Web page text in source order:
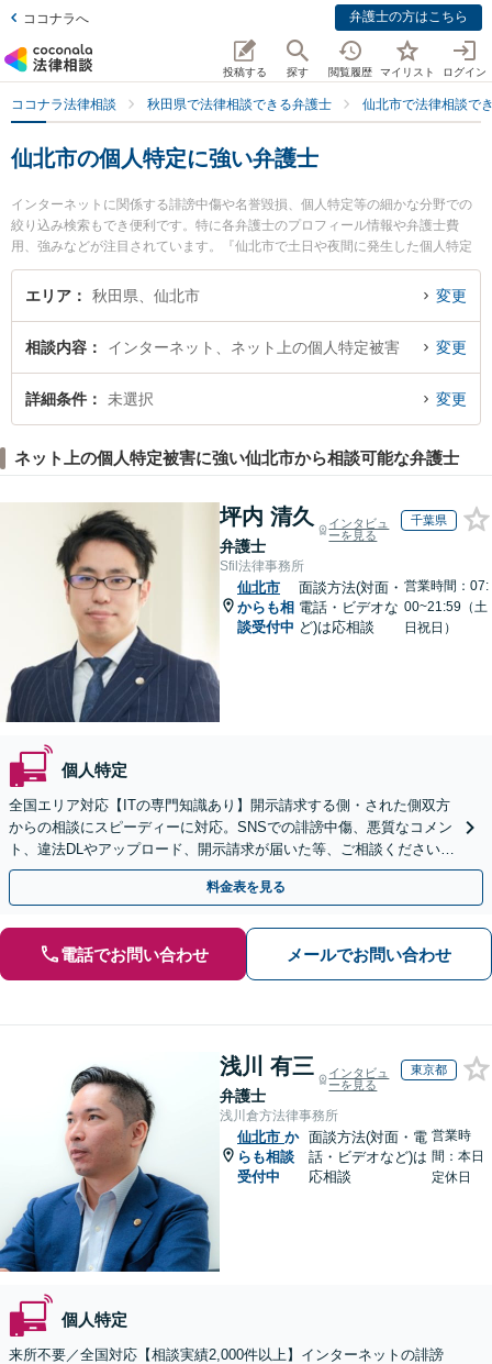
ココナラへ 弁護士の方はこちら
投稿する 探す 閲覧履歴 マイリスト ログイン
ココナラ法律相談 秋田県で法律相談できる弁護士 仙北市で法律相談で
仙北市の個人特定に強い弁護士
インターネットに関係する誹謗中傷や名誉毀損、個人特定等の細かな分野での
絞り込み検索もでき便利です。特に各弁護士のプロフィール情報や弁護士費
用、強みなどが注目されています。『仙北市で土日や夜間に発生した個人特定
のトラブルを今すぐに弁護士に相談したい』『個人特定のトラブル解決の実績
豊富な近くの弁護士を検索したい』『初回相談無料で個人特定を法律相談でき
エリア 秋田県、仙北市 変更
相談内容 インターネット、ネット上の個人特定被害 変更
詳細条件 未選択 変更
ネット上の個人特定被害に強い仙北市から相談可能な弁護士
坪内 清久
弁護士
インタビュ
ーを見る
千葉県
Sfil法律事務所
仙北市
からも相
談受付中
面談方法(対面・
電話・ビデオな
ど)は応相談
営業時間：07:
00~21:59（土
日祝日）
個人特定
全国エリア対応【ITの専門知識あり】開示請求する側・された側双方
からの相談にスピーディーに対応。SNSでの誹謗中傷、悪質なコメン
ト、違法DLやアップロード、開示請求が届いた等、ご相談ください
【WEB面談OK&解決実績豊富】【千葉中央駅4分】
料金表を見る
電話でお問い合わせ メールでお問い合わせ
浅川 有三
弁護士
インタビュ
ーを見る
東京都
浅川倉方法律事務所
仙北市 か
らも相談
受付中
面談方法(対面・電
話・ビデオなど)は
応相談
営業時
間：本日
定休日
個人特定
来所不要／全国対応【相談実績2,000件以上】インターネットの誹謗